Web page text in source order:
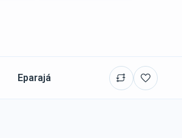
Eparajá